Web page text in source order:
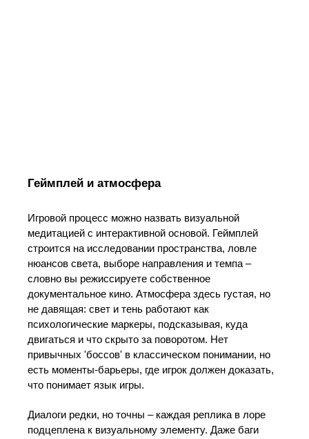
Геймплей и атмосфера
Игровой процесс можно назвать визуальной
медитацией с интерактивной основой. Геймплей
строится на исследовании пространства, ловле
нюансов света, выборе направления и темпа –
словно вы режиссируете собственное
документальное кино. Атмосфера здесь густая, но
не давящая: свет и тень работают как
психологические маркеры, подсказывая, куда
двигаться и что скрыто за поворотом. Нет
привычных 'боссов' в классическом понимании, но
есть моменты-барьеры, где игрок должен доказать,
что понимает язык игры.
Диалоги редки, но точны – каждая реплика в лоре
подцеплена к визуальному элементу. Даже баги